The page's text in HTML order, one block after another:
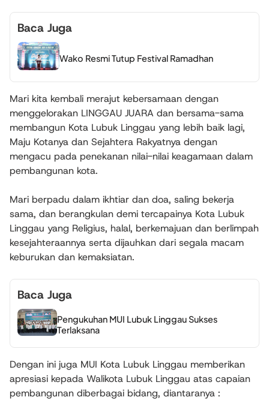
Baca Juga
Wako Resmi Tutup Festival Ramadhan
Mari kita kembali merajut kebersamaan dengan
menggelorakan LINGGAU JUARA dan bersama-sama
membangun Kota Lubuk Linggau yang lebih baik lagi,
Maju Kotanya dan Sejahtera Rakyatnya dengan
mengacu pada penekanan nilai-nilai keagamaan dalam
pembangunan kota.
Mari berpadu dalam ikhtiar dan doa, saling bekerja
sama, dan berangkulan demi tercapainya Kota Lubuk
Linggau yang Religius, halal, berkema­juan dan berlimpah
kesejahteraannya serta dijauhkan dari segala macam
keburukan dan kemaksiatan.
Baca Juga
Pengukuhan MUI Lubuk Linggau Sukses
Terlaksana
Dengan ini juga MUI Kota Lubuk Linggau memberikan
apresiasi kepada Walikota Lubuk Linggau atas capaian
pembangunan diberbagai bidang, diantaranya :